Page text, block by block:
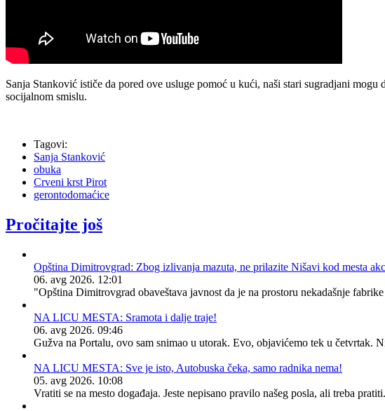
Sanja Stanković ističe da pored ove usluge pomoć u kući, naši stari sugradjani
socijalnom smislu.
Tagovi:
Sanja Stanković
obuka
Crveni krst Pirot
gerontodomaćice
Pročitajte još
Opština Dimitrovgrad: Zbog izlivanja mazuta, ne prilazite Nišavi kod mesta
06. avg 2026. 12:01
"Opština Dimitrovgrad obaveštava javnost da je na prostoru nekadašnje
NA LICU MESTA: Sramota i dalje traje!
06. avg 2026. 09:46
Gužva na Portalu, ovo sam snimao u utorak. Evo, objavićemo tek u četvrtak.
NA LICU MESTA: Sve je isto, Autobuska čeka, samo radnika nema!
05. avg 2026. 10:08
Vratiti se na mesto događaja. Jeste nepisano pravilo našeg posla, ali treba